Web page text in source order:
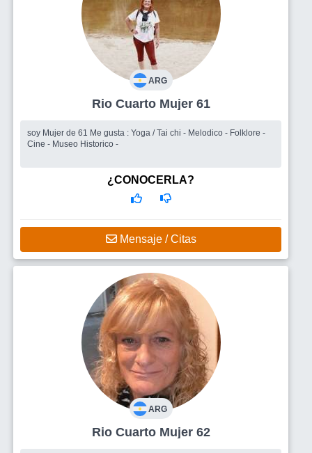
ARG
Rio Cuarto Mujer 61
soy Mujer de 61 Me gusta : Yoga / Tai chi - Melodico - Folklore -
Cine - Museo Historico -
¿CONOCERLA?
Mensaje / Citas
ARG
Rio Cuarto Mujer 62